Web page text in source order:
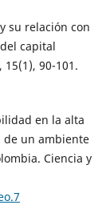
su relación con
capital
90-101.
en la alta
de un ambiente
Ciencia y